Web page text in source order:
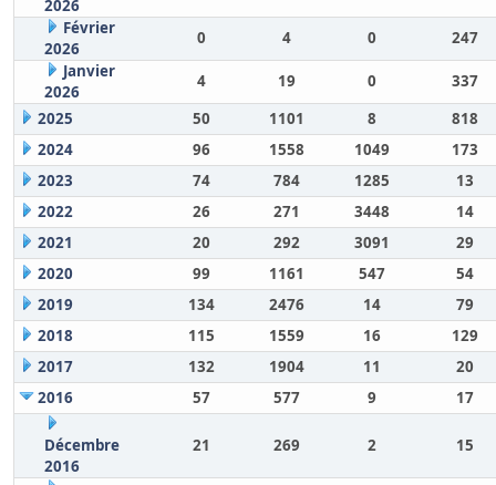
2026
Février
2026
0 4 0
247
Janvier
2026
4 19 0
337
2025
50 1101 8
818
2024
96 1558 1049
173
2023
74 784 1285
13
2022
26 271 3448
14
2021
20 292 3091
29
2020
99 1161 547
54
2019
134 2476 14
79
2018
115 1559 16
129
2017
132 1904 11
20
2016
57 577 9 17
Décembre
2016
21 269 2 15